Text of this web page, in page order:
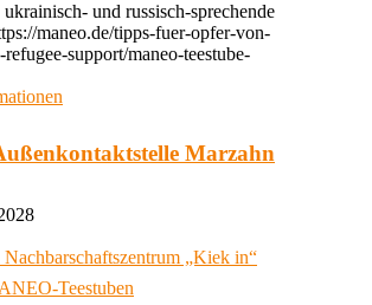
und russisch-sprechende
maneo.de/tipps-fuer-opfer-von-
support/maneo-teestube-
Marzahn
„Kiek in“
Teestuben